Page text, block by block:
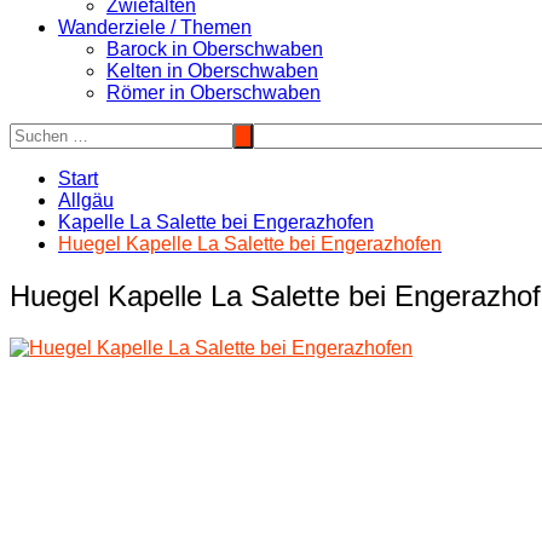
Zwiefalten
Wanderziele / Themen
Barock in Oberschwaben
Kelten in Oberschwaben
Römer in Oberschwaben
Start
Allgäu
Kapelle La Salette bei Engerazhofen
Huegel Kapelle La Salette bei Engerazhofen
Huegel Kapelle La Salette bei